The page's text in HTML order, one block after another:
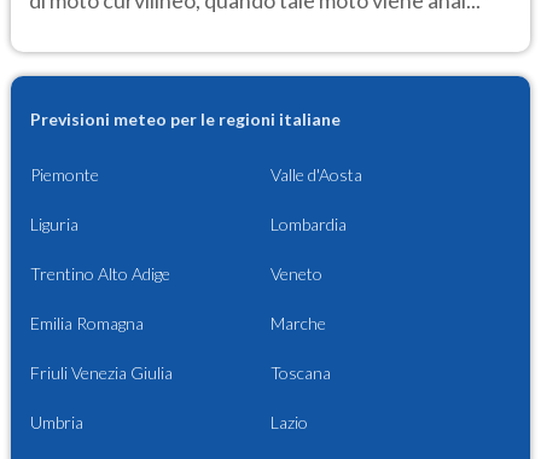
Previsioni meteo per le regioni italiane
Piemonte Valle d'Aosta
Liguria Lombardia
Trentino Alto Adige Veneto
Emilia Romagna Marche
Friuli Venezia Giulia Toscana
Umbria Lazio